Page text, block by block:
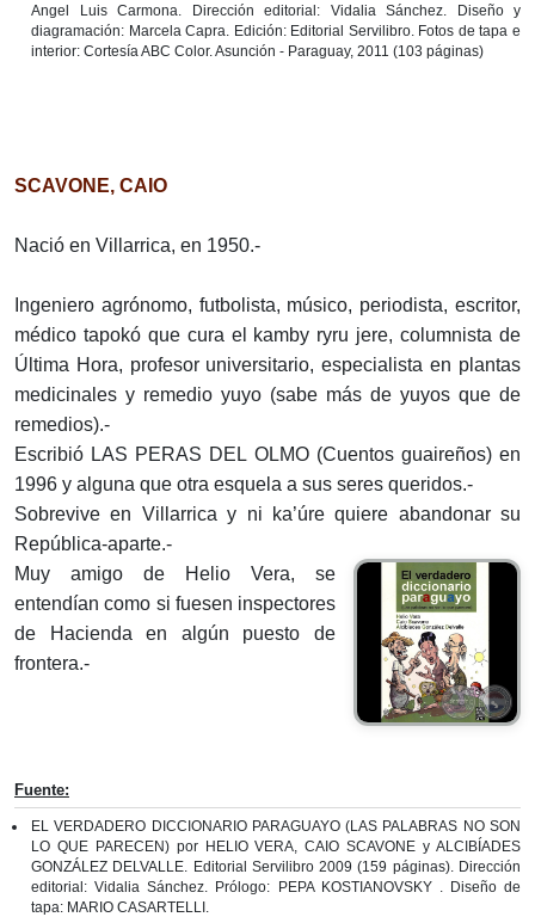
Angel Luis Carmona. Dirección editorial: Vidalia Sánchez. Diseño y
diagramación: Marcela Capra. Edición: Editorial Servilibro. Fotos de tapa e
interior: Cortesía ABC Color. Asunción - Paraguay, 2011 (103 páginas)
SCAVONE, CAIO
Nació en Villarrica, en 1950.-
Ingeniero agrónomo, futbolista, músico, periodista, escritor,
médico tapokó que cura el kamby ryru jere, columnista de
Última Hora, profesor universitario, especialista en plantas
medicinales y remedio yuyo (sabe más de yuyos que de
remedios).-
Escribió LAS PERAS DEL OLMO (Cuentos guaireños) en
1996 y alguna que otra esquela a sus seres queridos.-
Sobrevive en Villarrica y ni ka’úre quiere abandonar su
República-aparte.-
Muy amigo de Helio Vera, se
entendían como si fuesen inspectores
de Hacienda en algún puesto de
frontera.-
Fuente:
EL VERDADERO DICCIONARIO PARAGUAYO (LAS PALABRAS NO SON
LO QUE PARECEN) por HELIO VERA, CAIO SCAVONE y ALCIBÍADES
GONZÁLEZ DELVALLE. Editorial Servilibro 2009 (159 páginas). Dirección
editorial: Vidalia Sánchez. Prólogo: PEPA KOSTIANOVSKY . Diseño de
tapa: MARIO CASARTELLI.